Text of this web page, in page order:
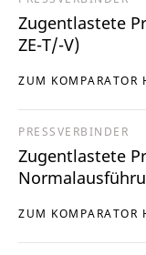
ZUM KOMPARATOR
Zugentlastete
ZE-T/-V)
ZUM KOMPARATOR
PRESSVERBINDER
Zugentlastete